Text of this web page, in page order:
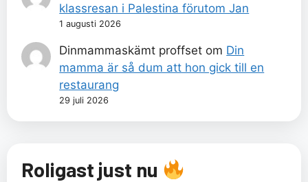
klassresan i Palestina förutom Jan
1 augusti 2026
Dinmammaskämt proffset om Din
mamma är så dum att hon gick till en
restaurang
29 juli 2026
Roligast just nu